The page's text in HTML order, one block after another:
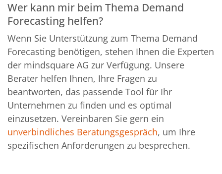
Wer kann mir beim Thema Demand
Forecasting helfen?
Wenn Sie Unterstützung zum Thema Demand
Forecasting benötigen, stehen Ihnen die Experten
der mindsquare AG zur Verfügung. Unsere
Berater helfen Ihnen, Ihre Fragen zu
beantworten, das passende Tool für Ihr
Unternehmen zu finden und es optimal
einzusetzen. Vereinbaren Sie gern ein
unverbindliches Beratungsgespräch, um Ihre
spezifischen Anforderungen zu besprechen.